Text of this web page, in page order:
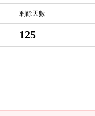
剩餘天數
125